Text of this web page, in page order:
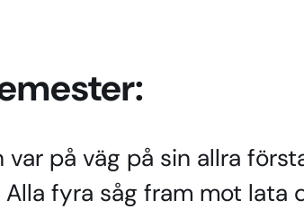
var på väg på sin allra
fyra såg fram mot lata